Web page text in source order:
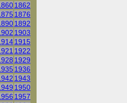
1862
1876
1892
1903
1915
1922
1929
1936
1943
1950
1957